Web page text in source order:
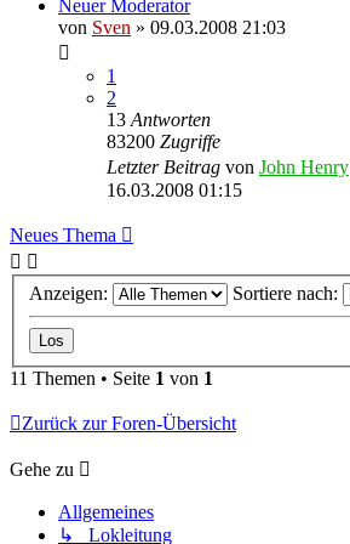
Neuer Moderator
von Sven » 09.03.2008 21:03
1
2
13 Antworten
83200 Zugriffe
Letzter Beitrag von John Henry
16.03.2008 01:15
Neues Thema
Anzeigen: Sortiere nach:
11 Themen • Seite 1 von 1
Zurück zur Foren-Übersicht
Gehe zu
Allgemeines
↳ Lokleitung